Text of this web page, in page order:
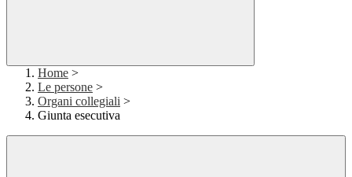
Home >
Le persone >
Organi collegiali >
Giunta esecutiva